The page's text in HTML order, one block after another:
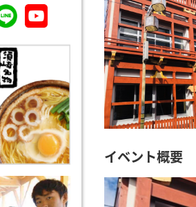
イベント概要